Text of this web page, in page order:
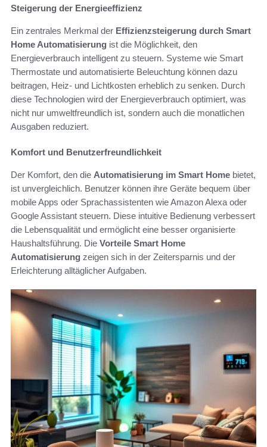
Steigerung der Energieeffizienz
Ein zentrales Merkmal der Effizienzsteigerung durch Smart
Home Automatisierung ist die Möglichkeit, den
Energieverbrauch intelligent zu steuern. Systeme wie Smart
Thermostate und automatisierte Beleuchtung können dazu
beitragen, Heiz- und Lichtkosten erheblich zu senken. Durch
diese Technologien wird der Energieverbrauch optimiert, was
nicht nur umweltfreundlich ist, sondern auch die monatlichen
Ausgaben reduziert.
Komfort und Benutzerfreundlichkeit
Der Komfort, den die Automatisierung im Smart Home bietet,
ist unvergleichlich. Benutzer können ihre Geräte bequem über
mobile Apps oder Sprachassistenten wie Amazon Alexa oder
Google Assistant steuern. Diese intuitive Bedienung verbessert
die Lebensqualität und ermöglicht eine besser organisierte
Haushaltsführung. Die Vorteile Smart Home
Automatisierung zeigen sich in der Zeitersparnis und der
Erleichterung alltäglicher Aufgaben.